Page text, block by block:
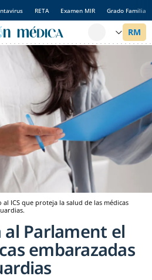
RETA Examen MIR Grado Familia
ICS que proteja la salud de las médicas
al Parlament el
embarazadas